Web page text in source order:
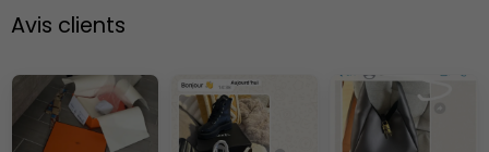
Avis clients